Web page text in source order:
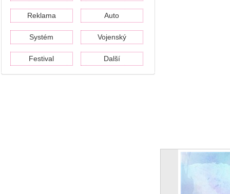
Reklama Auto
Systém Vojenský
Festival Další